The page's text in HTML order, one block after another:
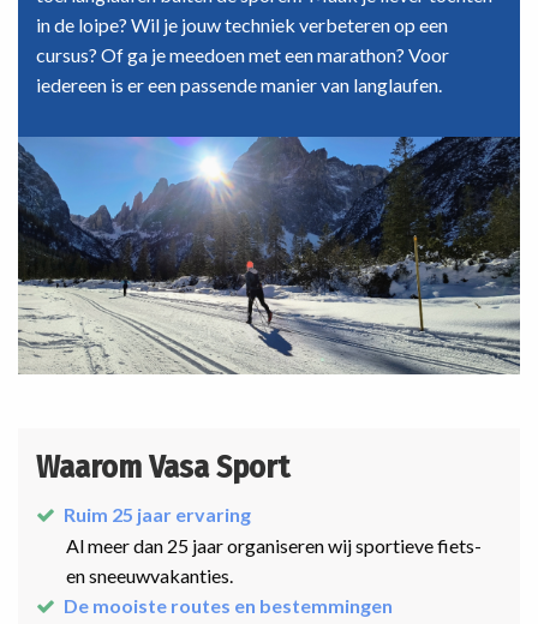
in de loipe? Wil je jouw techniek verbeteren op een
cursus? Of ga je meedoen met een marathon? Voor
iedereen is er een passende manier van langlaufen.
Waarom Vasa Sport
Ruim 25 jaar ervaring
Al meer dan 25 jaar organiseren wij sportieve fiets-
en sneeuwvakanties.
De mooiste routes en bestemmingen